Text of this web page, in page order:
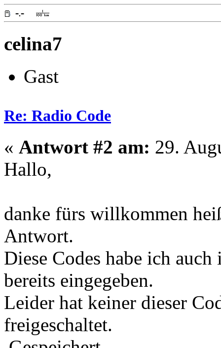
celina7
Gast
Re: Radio Code
« Antwort #2 am: 29.
Hallo,
danke fürs willkommen
Antwort.
Diese Codes habe ich
bereits eingegeben.
Leider hat keiner dieser
freigeschaltet.